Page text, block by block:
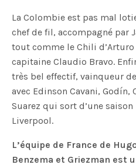
La Colombie est pas mal
chef de fil, accompagné par
tout comme le Chili d’Arturo
capitaine Claudio Bravo.
très bel effectif, vainqueur
avec Edinson Cavani,
Suarez qui sort d’une
Liverpool.
L’équipe de France de
Benzema et Griezman est